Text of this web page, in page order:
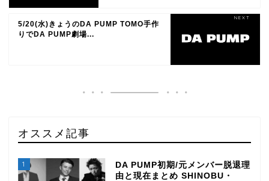
5/20(水)きょうのDA PUMP TOMO手作
りでDA PUMP劇場...
オススメ記事
1
DA PUMP初期/元メンバー脱退理
由と現在まとめ SHINOBU・